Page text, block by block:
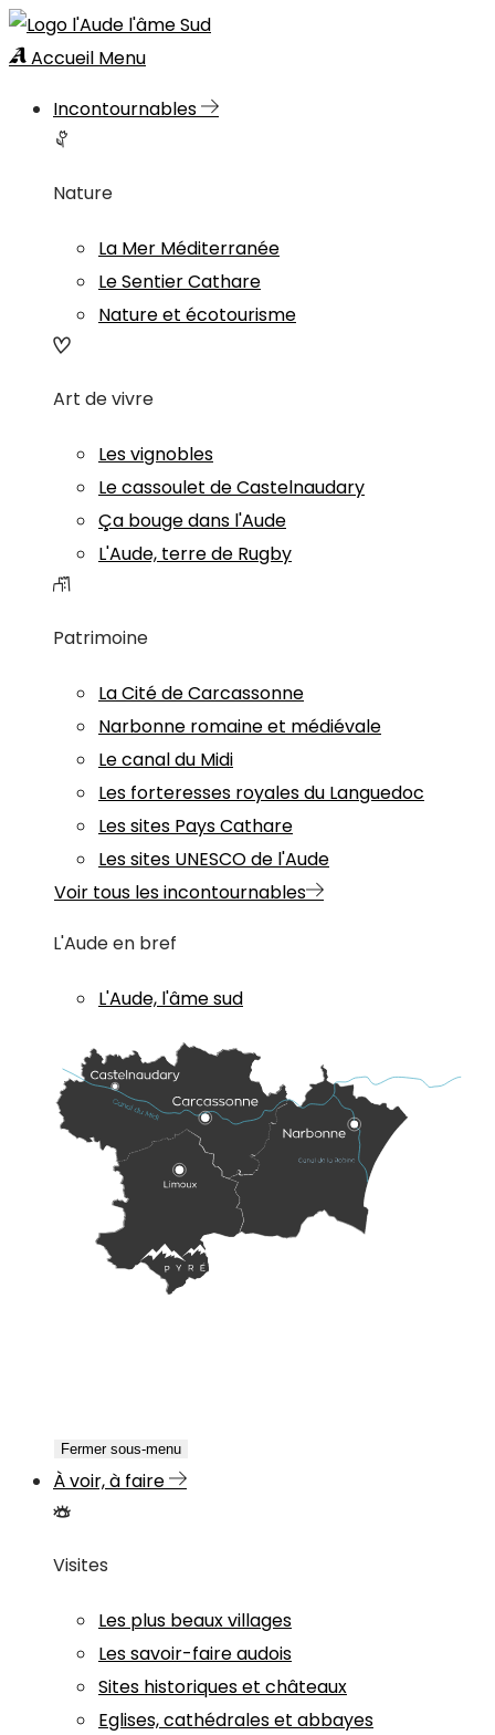
Accueil Menu
Incontournables
Nature
La Mer Méditerranée
Le Sentier Cathare
Nature et écotourisme
Art de vivre
Les vignobles
Le cassoulet de Castelnaudary
Ça bouge dans l'Aude
L'Aude, terre de Rugby
Patrimoine
La Cité de Carcassonne
Narbonne romaine et médiévale
Le canal du Midi
Les forteresses royales du Languedoc
Les sites Pays Cathare
Les sites UNESCO de l'Aude
Voir tous les incontournables
L'Aude en bref
L'Aude, l'âme sud
Fermer sous-menu
À voir, à faire
Visites
Les plus beaux villages
Les savoir-faire audois
Sites historiques et châteaux
Eglises, cathédrales et abbayes